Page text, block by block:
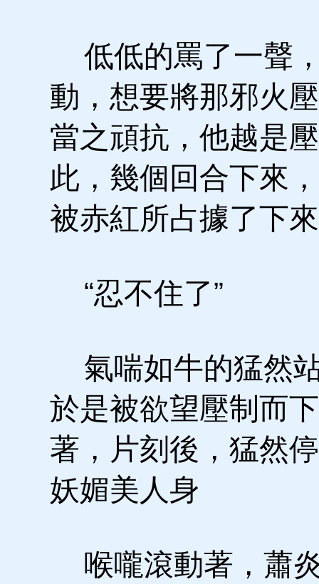
低低的罵了一聲
動，想要將那邪火
當之頑抗，他越是
此，幾個回合下來
被赤紅所占據了下
“忍不住了”
氣喘如牛的猛然
於是被欲望壓制而
著，片刻後，猛然
妖媚美人身
喉嚨滾動著，蕭